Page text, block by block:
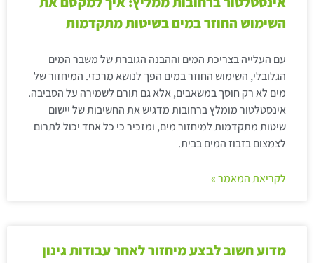
השימוש החוזר במים בשיטות מתקדמות
עם העלייה בצריכת המים וההבנה הגוברת של משבר המים
הגלובלי, השימוש החוזר במים הפך לנושא מרכזי. המיחזור של
מים לא רק חוסך במשאבים, אלא גם תורם לשמירה על הסביבה.
אינסטלטור מומלץ ברחובות מדגיש את החשיבות של יישום
שיטות מתקדמות למיחזור מים, ומזכיר כי כל אחד יכול לתרום
לצמצום בזבוז המים בבית.
לקריאת המאמר »
מדוע חשוב לבצע מיחזור לאחר עבודות גינון